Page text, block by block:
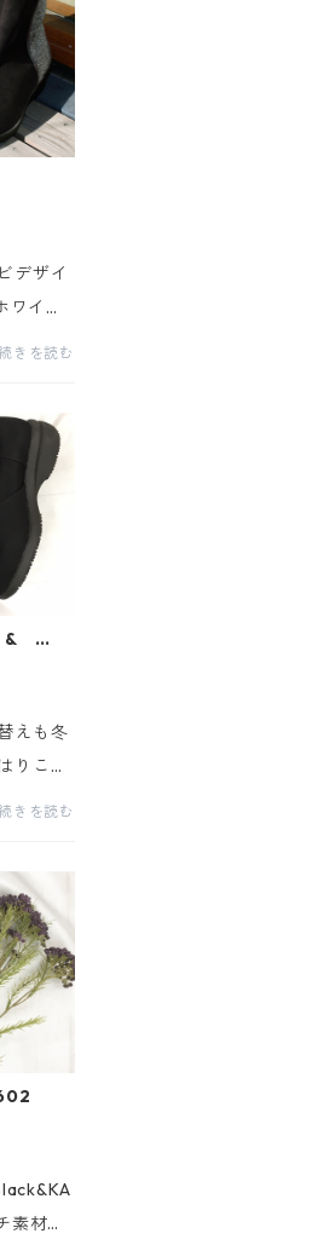
デザイ
イト
・23.5
合)・日
きを読む
チェ
えも冬
りこの
は新作
ハー...
きを読む
素材を